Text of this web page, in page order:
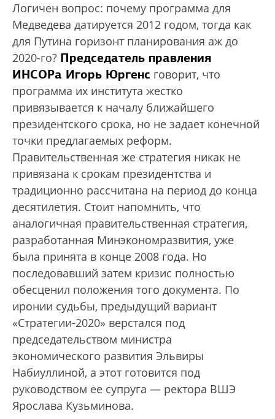
Логичен вопрос: почему программа для
Медведева датируется 2012 годом, тогда как
для Путина горизонт планирования аж до
2020-го? Председатель правления
ИНСОРа Игорь Юргенс говорит, что
программа их института жестко
привязывается к началу ближайшего
президентского срока, но не задает конечной
точки предлагаемых реформ.
Правительственная же стратегия никак не
привязана к срокам президентства и
традиционно рассчитана на период до конца
десятилетия. Стоит напомнить, что
аналогичная правительственная стратегия,
разработанная Минэкономразвития, уже
была принята в конце 2008 года. Но
последовавший затем кризис полностью
обесценил положения того документа. По
иронии судьбы, предыдущий вариант
«Стратегии-2020» верстался под
председательством министра
экономического развития Эльвиры
Набиуллиной, а этот готовится под
руководством ее супруга — ректора ВШЭ
Ярослава Кузьминова.